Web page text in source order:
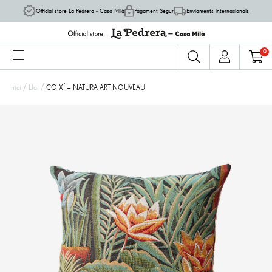
Official store La Pedrera - Casa Milà Pagament Segur Enviaments internacionals
0
Inici / Llar / COIXÍ – NATURA ART NOUVEAU